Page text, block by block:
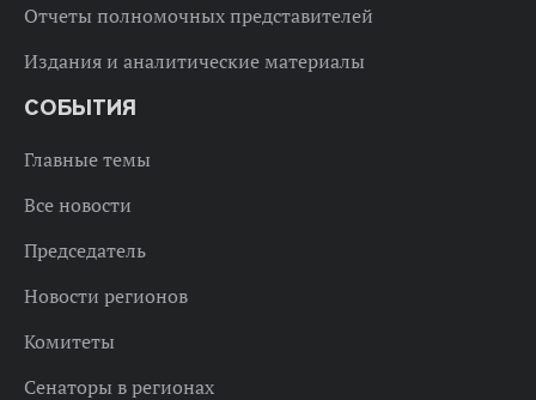
Отчеты полномочных представителей
Издания и аналитические материалы
СОБЫТИЯ
Главные темы
Все новости
Председатель
Новости регионов
Комитеты
Сенаторы в регионах